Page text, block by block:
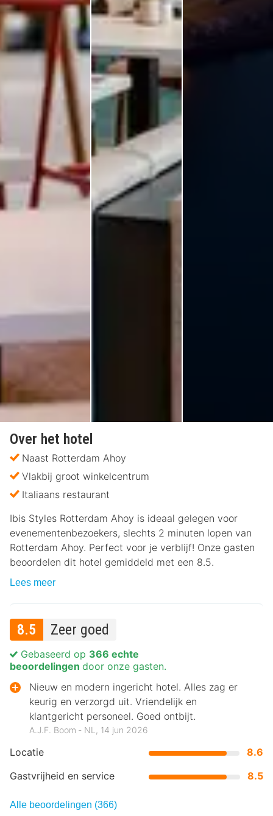
Over het hotel
Naast Rotterdam Ahoy
Vlakbij groot winkelcentrum
Italiaans restaurant
Ibis Styles Rotterdam Ahoy is ideaal gelegen voor
evenementenbezoekers, slechts 2 minuten lopen van
Rotterdam Ahoy. Perfect voor je verblijf! Onze gasten
beoordelen dit hotel gemiddeld met een 8.5.
Lees meer
8.5 Zeer goed
Locatie
8.6
Gastvrijheid en service
8.5
Gebaseerd op 366 echte
beoordelingen door onze gasten.
Nieuw en modern ingericht hotel. Alles zag er
keurig en verzorgd uit. Vriendelijk en
klantgericht personeel. Goed ontbijt.
A.J.F. Boom ‐ NL, 14 jun 2026
Alle beoordelingen (366)